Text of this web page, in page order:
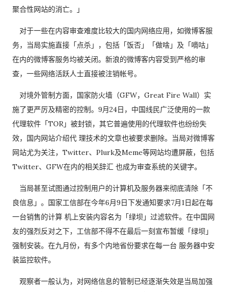
聚合性网站的消亡。」
对于一些在内容审查难度比较大的国内网络应用，如微博客服
务，当局实施直接「点杀」，包括「饭否」「做啥」及「嘀咕」
在内的微博客服务均被关闭。新浪的微博客内容受到严格的审
查，一些网络活跃人士直接被注销帐号。
对境外管制方面，国家防火墙（GFW，Great Fire Wall）实
施了更严厉及精密的控制。9月24日，中国线民广泛使用的一款
代理软件「TOR」被封锁，其它普遍使用的代理软件也纷纷失
效，国内网站介绍代 理技术的文章也被要求删除。当局对微博客
网站尤为关注，Twitter、Plurk及Meme等网站均遭屏蔽，包括
Twitter、GFW在内的相关辞汇 也成为审查系统的关键字。
当局甚至试图通过控制用户的计算机及服务器来彻底清除「不
良信息」。国家工信部在今年6月9日下发通知要求7月1日起在每
一台销售的计算 机上安装内容名为「绿坝」过滤软件。在中国网
友的强烈反对之下，工信部不得不在最后一刻宣布暂缓「绿坝」
强制安装。在九月份，有多个内地省份要求在每一台 服务器中安
装监控软件。
观察者一般认为，对网络信息的管制已经逐渐失效是当局加强